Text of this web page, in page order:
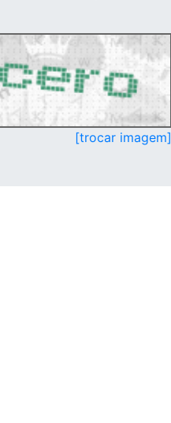
[trocar imagem]